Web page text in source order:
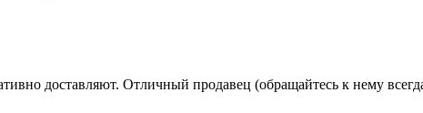
доставляют. Отличный продавец (обращайтесь к нему